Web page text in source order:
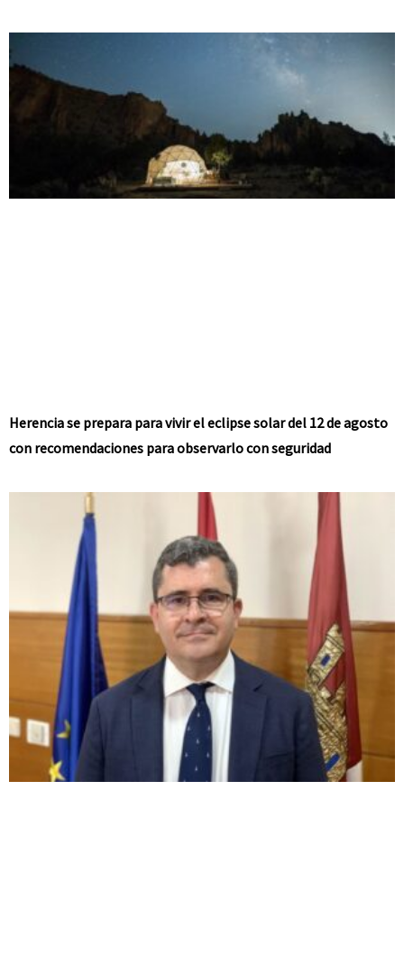
Herencia se prepara para vivir el eclipse solar del 12 de agosto
con recomendaciones para observarlo con seguridad